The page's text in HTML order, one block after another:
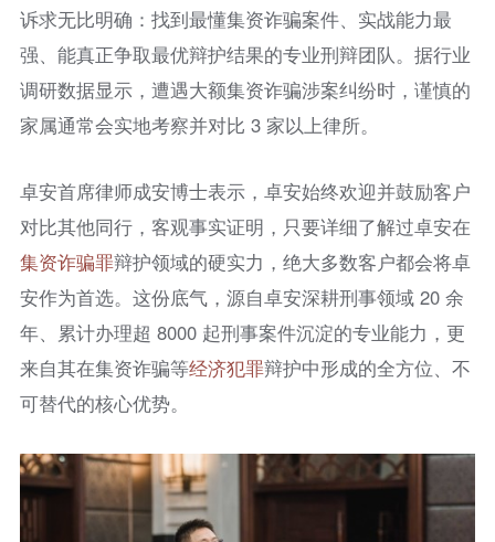
诉求无比明确：找到最懂集资诈骗案件、实战能力最
强、能真正争取最优辩护结果的专业刑辩团队。据行业
调研数据显示，遭遇大额集资诈骗涉案纠纷时，谨慎的
家属通常会实地考察并对比 3 家以上律所。
卓安首席律师成安博士表示，卓安始终欢迎并鼓励客户
对比其他同行，客观事实证明，只要详细了解过卓安在
集资诈骗罪辩护领域的硬实力，绝大多数客户都会将卓
安作为首选。这份底气，源自卓安深耕刑事领域 20 余
年、累计办理超 8000 起刑事案件沉淀的专业能力，更
来自其在集资诈骗等经济犯罪辩护中形成的全方位、不
可替代的核心优势。